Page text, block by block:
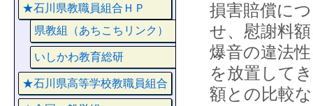
損害賠償に
せ、慰謝料
爆音の違法
を放置して
額との比較
★石川県教職員組合ＨＰ
県教組（あちこちリンク）
いしかわ教育総研
★石川県高等学校教職員組合